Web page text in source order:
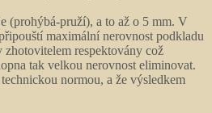
(prohýbá-pruží), a to až o 5 mm. V
maximální nerovnost podkladu
respektovány což
tak velkou nerovnost eliminovat.
normou, a že výsledkem